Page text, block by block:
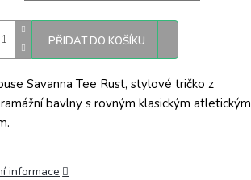
PŘIDAT DO KOŠÍKU
Savanna Tee Rust, stylové tričko z
bavlny s rovným klasickým atletickým
informace